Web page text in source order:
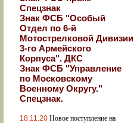
Спецзнак
Знак ФСБ "Особый
Отдел по 6-й
Мотострелковой Дивизии
3-го Армейского
Корпуса". ДКС
Знак ФСБ "Управление
по Московскому
Военному Округу."
Спецзнак.
18.11.20 Новое поступление на